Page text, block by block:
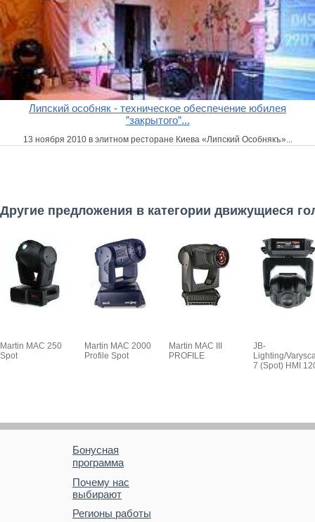
Липский особняк - техническое обеспечение юбилея
”закрытого”...
13 ноября 2010 в элитном ресторане Киева «Липский Особнякъ»...
Другие предложения в категории движущиеся
Martin MAC 250
Spot
Martin MAC 2000
Profile Spot
Martin MAC III
PROFILE
JB-
Lighting/
7 (Spot) HMI
Бонусная
программа
Почему нас
выбирают
Регионы работы